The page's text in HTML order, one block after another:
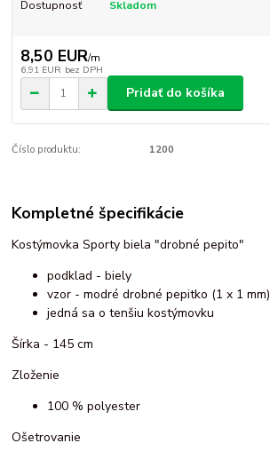
Dostupnosť Skladom
8,50 EUR/m
6,91 EUR bez DPH
Pridať do košíka
Číslo produktu: 1200
Kompletné špecifikácie
Kostýmovka Sporty biela "drobné pepito"
podklad - biely
vzor - modré drobné pepitko (1 x 1 mm)
jedná sa o tenšiu kostýmovku
Šírka - 145 cm
Zloženie
100 % polyester
Ošetrovanie